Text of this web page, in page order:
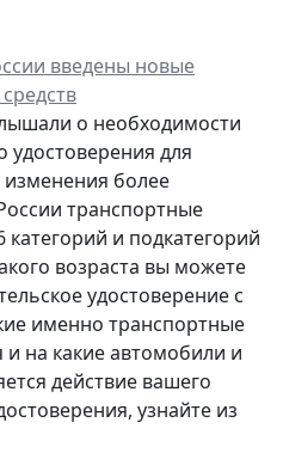
введены новые
о необходимости
удостоверения для
более
транспортные
категорий и подкатегорий
возраста вы можете
удостоверение с
именно транспортные
и на какие автомобили и
действие вашего
узнайте из